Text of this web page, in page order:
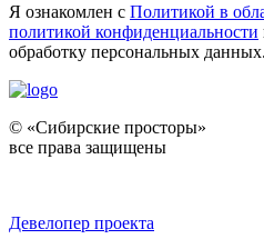
Я ознакомлен с Политикой в
политикой конфиденциальности
обработку персональных данных.
© «Сибирские просторы»
все права защищены
Девелопер проекта